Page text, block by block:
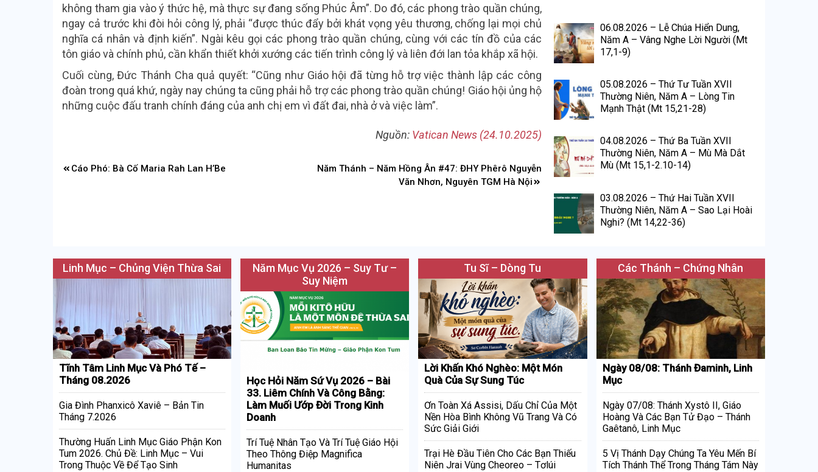
không tham gia vào ý thức hệ, mà thực sự đang sống Phúc Âm”. Do đó, các phong trào quần chúng,
ngay cả trước khi đòi hỏi công lý, phải “được thúc đẩy bởi khát vọng yêu thương, chống lại mọi chủ
nghĩa cá nhân và định kiến”. Ngài kêu gọi các phong trào quần chúng, cùng với các tín đồ của các
tôn giáo và chính phủ, cần khẩn thiết khởi xướng các tiến trình công lý và liên đới lan tỏa khắp xã hội.
Cuối cùng, Đức Thánh Cha quả quyết: “Cũng như Giáo hội đã từng hỗ trợ việc thành lập các công
đoàn trong quá khứ, ngày nay chúng ta cũng phải hỗ trợ các phong trào quần chúng! Giáo hội ủng hộ
những cuộc đấu tranh chính đáng của anh chị em vì đất đai, nhà ở và việc làm”.
Nguồn: Vatican News (24.10.2025)
Điều
Cáo Phó: Bà Cố Maria Rah Lan H’Be
Năm Thánh – Năm Hồng Ân #47: ĐHY Phêrô Nguyễn
Văn Nhơn, Nguyên TGM Hà Nội
06.08.2026 – Lễ Chúa Hiển Dung,
Năm A – Vâng Nghe Lời Người (Mt
17,1-9)
05.08.2026 – Thứ Tư Tuần XVII
Thường Niên, Năm A – Lòng Tin
Mạnh Thật (Mt 15,21-28)
04.08.2026 – Thứ Ba Tuần XVII
Thường Niên, Năm A – Mù Mà Dắt
Mù (Mt 15,1-2.10-14)
03.08.2026 – Thứ Hai Tuần XVII
Thường Niên, Năm A – Sao Lại Hoài
Nghi? (Mt 14,22-36)
Linh Mục – Chủng Viện Thừa Sai
Tĩnh Tâm Linh Mục Và Phó Tế –
Tháng 08.2026
Gia Đình Phanxicô Xaviê – Bản Tin
Tháng 7.2026
Thường Huấn Linh Mục Giáo Phận Kon
Tum 2026. Chủ Đề: Linh Mục – Vui
Trong Thuộc Về Để Tạo Sinh
Năm Mục Vụ 2026 – Suy Tư –
Suy Niệm
Học Hỏi Năm Sứ Vụ 2026 – Bài
33. Liêm Chính Và Công Bằng:
Làm Muối Ướp Đời Trong Kinh
Doanh
Trí Tuệ Nhân Tạo Và Trí Tuệ Giáo Hội
Theo Thông Điệp Magnifica
Humanitas
Tu Sĩ – Dòng Tu
Lời Khấn Khó Nghèo: Một Món
Quà Của Sự Sung Túc
Ơn Toàn Xá Assisi, Dấu Chỉ Của Một
Nền Hòa Bình Không Vũ Trang Và Có
Sức Giải Giới
Trại Hè Đầu Tiên Cho Các Bạn Thiếu
Niên Jrai Vùng Cheoreo – Tơlúi
Các Thánh – Chứng Nhân
Ngày 08/08: Thánh Đaminh, Linh
Mục
Ngày 07/08: Thánh Xystô II, Giáo
Hoàng Và Các Bạn Tử Đạo – Thánh
Gaêtanô, Linh Mục
5 Vị Thánh Dạy Chúng Ta Yêu Mến Bí
Tích Thánh Thể Trong Tháng Tám Này